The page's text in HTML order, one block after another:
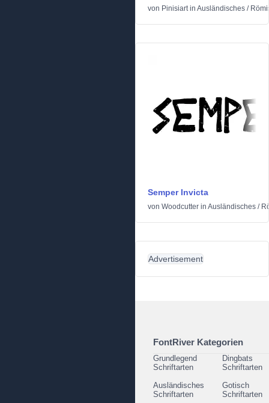
von Pinisiartin Ausländisches /
Semper Invicta
von Woodcutter in Ausländisches /
Advertisement
FontRiver Kategorien
Grundlegend
Schriftarten
Dingbats
Schriftarten
Ausländisches
Schriftarten
Gotisch
Schriftarten